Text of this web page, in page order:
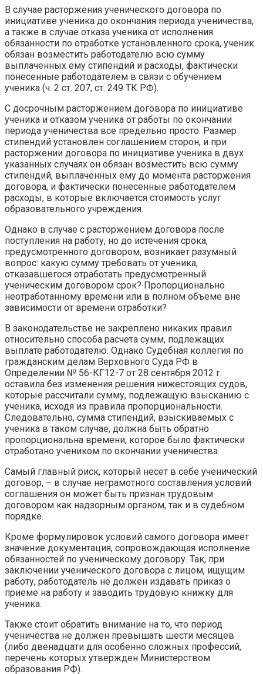
В случае расторжения ученического договора по
инициативе ученика до окончания периода ученичества,
а также в случае отказа ученика от исполнения
обязанности по отработке установленного срока, ученик
обязан возместить работодателю всю сумму
выплаченных ему стипендий и расходы, фактически
понесенные работодателем в связи с обучением
ученика (ч. 2 ст. 207, ст. 249 ТК РФ).
С досрочным расторжением договора по инициативе
ученика и отказом ученика от работы по окончании
периода ученичества все предельно просто. Размер
стипендий установлен соглашением сторон, и при
расторжении договора по инициативе ученика в двух
указанных случаях он обязан возместить всю сумму
стипендий, выплаченных ему до момента расторжения
договора, и фактически понесенные работодателем
расходы, в которые включается стоимость услуг
образовательного учреждения.
Однако в случае с расторжением договора после
поступления на работу, но до истечения срока,
предусмотренного договором, возникает разумный
вопрос: какую сумму требовать от ученика,
отказавшегося отработать предусмотренный
ученическим договором срок? Пропорционально
неотработанному времени или в полном объеме вне
зависимости от времени отработки?
В законодательстве не закреплено никаких правил
относительно способа расчета сумм, подлежащих
выплате работодателю. Однако Судебная коллегия по
гражданским делам Верховного Суда РФ в
Определении № 56-КГ12-7 от 28 сентября 2012 г.
оставила без изменения решения нижестоящих судов,
которые рассчитали сумму, подлежащую взысканию с
ученика, исходя из правила пропорциональности.
Следовательно, сумма стипендий, взыскиваемых с
ученика в таком случае, должна быть обратно
пропорциональна времени, которое было фактически
отработано учеником по окончании ученичества.
Самый главный риск, который несет в себе ученический
договор, – в случае неграмотного составления условий
соглашения он может быть признан трудовым
договором как надзорным органом, так и в судебном
порядке.
Кроме формулировок условий самого договора имеет
значение документация, сопровождающая исполнение
обязанностей по ученическому договору. Так, при
заключении ученического договора с лицом, ищущим
работу, работодатель не должен издавать приказ о
приеме на работу и заводить трудовую книжку для
ученика.
Также стоит обратить внимание на то, что период
ученичества не должен превышать шести месяцев
(либо двенадцати для особенно сложных профессий,
перечень которых утвержден Министерством
образования РФ).